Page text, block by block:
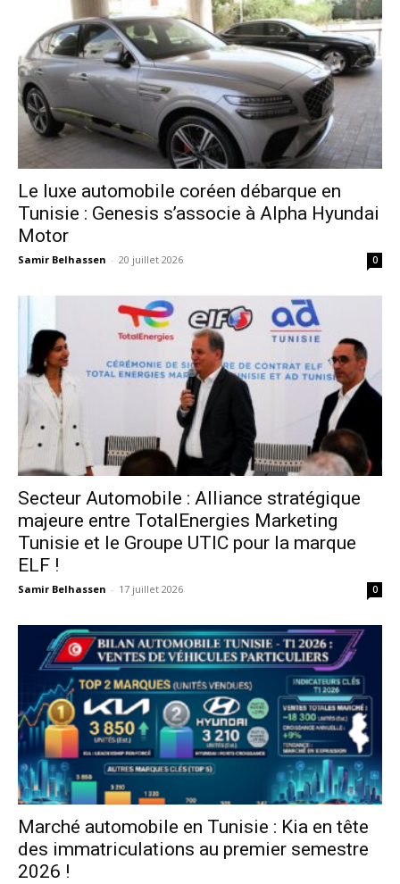
Le luxe automobile coréen débarque en
Tunisie : Genesis s’associe à Alpha Hyundai
Motor
Samir Belhassen - 20 juillet 2026 0
Secteur Automobile : Alliance stratégique
majeure entre TotalEnergies Marketing
Tunisie et le Groupe UTIC pour la marque
ELF !
Samir Belhassen - 17 juillet 2026 0
Marché automobile en Tunisie : Kia en tête
des immatriculations au premier semestre
2026 !